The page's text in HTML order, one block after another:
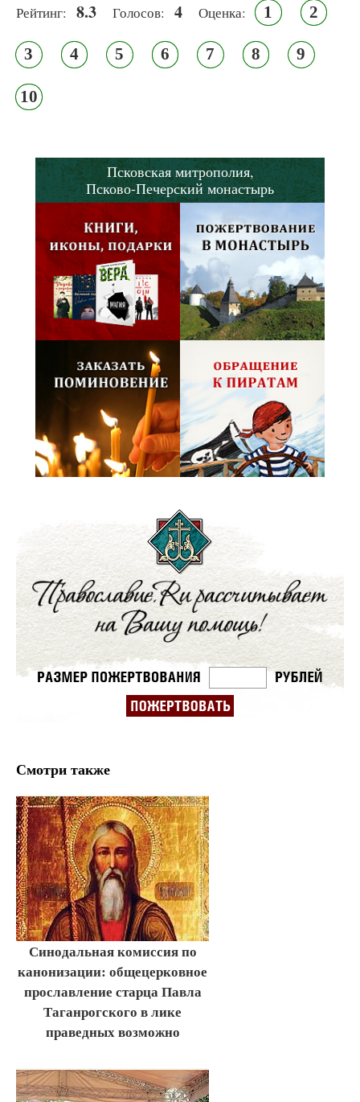
Рейтинг: 8.3 Голосов: 4 Оценка: 1 2
3 4 5 6 7 8 9
10
Псковская митрополия,
Псково-Печерский монастырь
Смотри также
Синодальная комиссия по
канонизации: общецерковное
прославление старца Павла
Таганрогского в лике
праведных возможно